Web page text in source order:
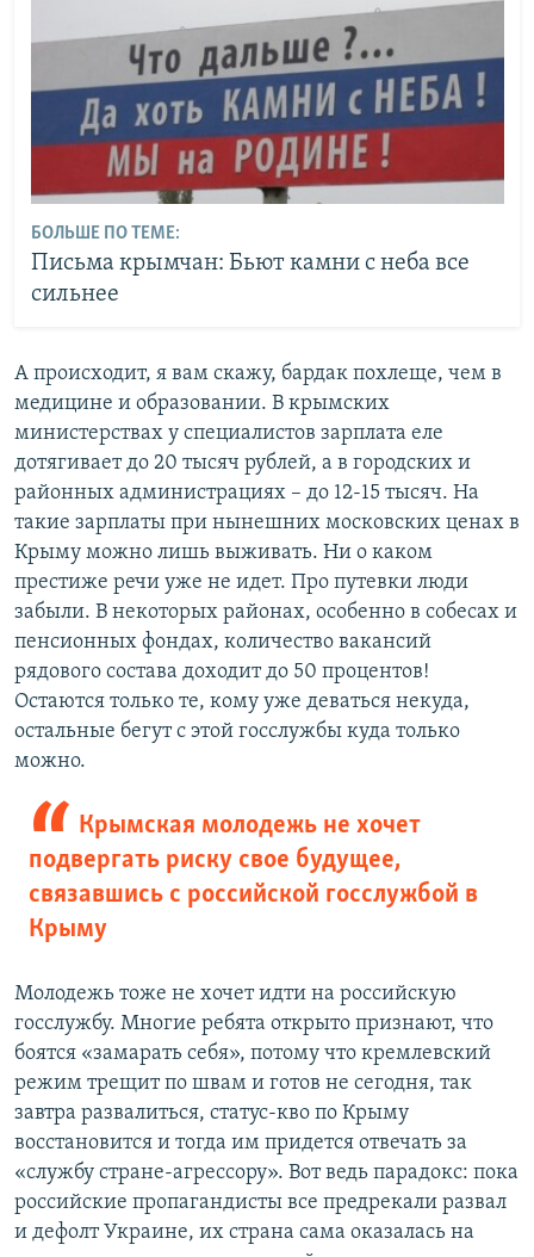
БОЛЬШЕ ПО ТЕМЕ:
Письма крымчан: Бьют камни с неба все
сильнее
А происходит, я вам скажу, бардак похлеще, чем в
медицине и образовании. В крымских
министерствах у специалистов зарплата еле
дотягивает до 20 тысяч рублей, а в городских и
районных администрациях – до 12-15 тысяч. На
такие зарплаты при нынешних московских ценах в
Крыму можно лишь выживать. Ни о каком
престиже речи уже не идет. Про путевки люди
забыли. В некоторых районах, особенно в собесах и
пенсионных фондах, количество вакансий
рядового состава доходит до 50 процентов!
Остаются только те, кому уже деваться некуда,
остальные бегут с этой госслужбы куда только
можно.
Крымская молодежь не хочет
подвергать риску свое будущее,
связавшись с российской госслужбой в
Крыму
Молодежь тоже не хочет идти на российскую
госслужбу. Многие ребята открыто признают, что
боятся «замарать себя», потому что кремлевский
режим трещит по швам и готов не сегодня, так
завтра развалиться, статус-кво по Крыму
восстановится и тогда им придется отвечать за
«службу стране-агрессору». Вот ведь парадокс: пока
российские пропагандисты все предрекали развал
и дефолт Украине, их страна сама оказалась на